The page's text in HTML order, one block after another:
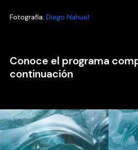
Fotografía: Diego Nahuel
Conoce el programa
continuación